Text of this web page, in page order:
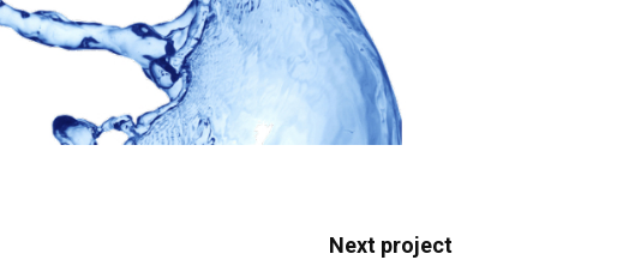
Next project